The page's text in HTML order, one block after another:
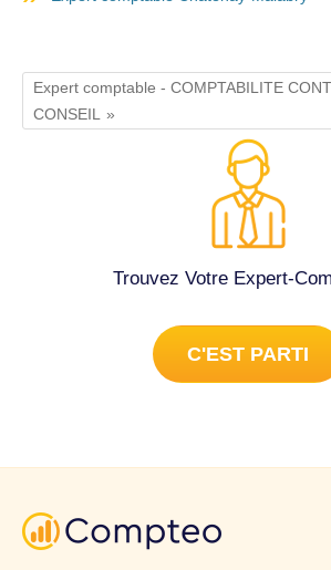
Expert comptable - COMPTABILITE
CONSEIL
Trouvez Votre Expert-
C'EST PARTI